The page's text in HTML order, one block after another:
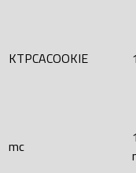
KTPCACOOKIE
mc